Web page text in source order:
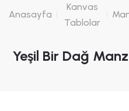
Anasayfa
Kanvas
Tablolar
Yeşil Bir Dağ